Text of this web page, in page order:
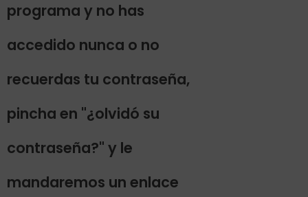
programa y no has
accedido nunca o no
recuerdas tu contraseña,
pincha en "¿olvidó su
contraseña?" y le
mandaremos un enlace